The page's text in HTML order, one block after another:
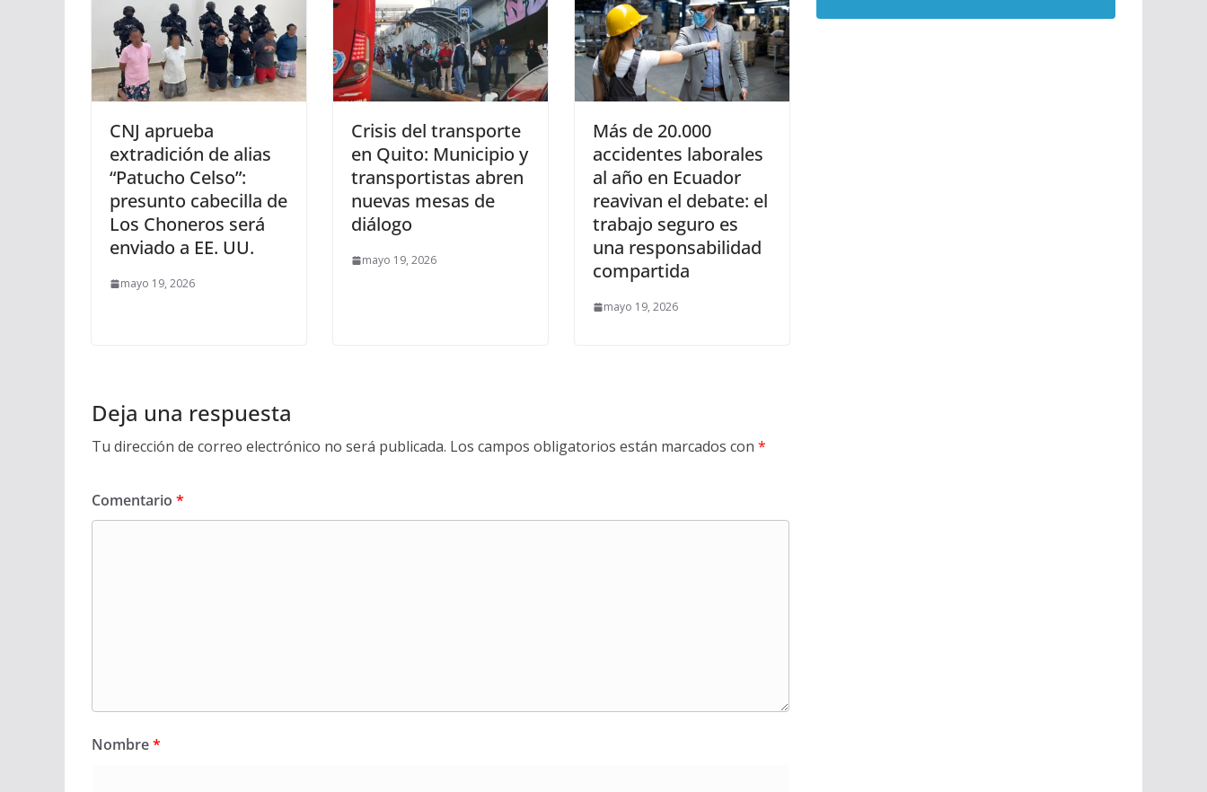
CNJ aprueba
extradición de alias
“Patucho Celso”:
presunto cabecilla de
Los Choneros será
enviado a EE. UU.
mayo 19, 2026
Crisis del transporte
en Quito: Municipio y
transportistas abren
nuevas mesas de
diálogo
mayo 19, 2026
Más de 20.000
accidentes laborales
al año en Ecuador
reavivan el debate: el
trabajo seguro es
una responsabilidad
compartida
mayo 19, 2026
Deja una respuesta
Tu dirección de correo electrónico no será publicada. Los campos obligatorios están marcados con *
Comentario *
Nombre*